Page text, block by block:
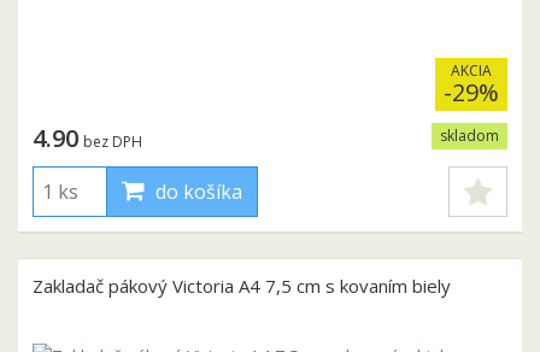
AKCIA
-29%
skladom
4.90 bez DPH
do košíka
Zakladač pákový Victoria A4 7,5 cm s kovaním biely